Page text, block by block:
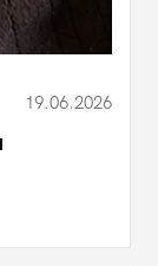
19.06.2026